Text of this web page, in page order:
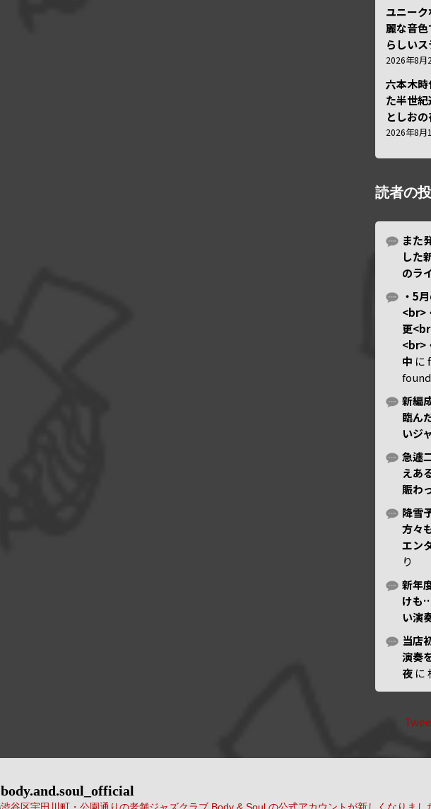
ユニー
麗な音
らしい
2026年8月
六本木
た半世
としお
2026年8月
読者の
また
した
のラ
・5
<br>
更
<br>
中 に
新編
臨ん
いジ
急遽
えあ
賑わ
降雪
方々
エン
り
新年
けも
い演
当店
演奏
夜 に
body.and.soul_official
渋谷区宇田川町・公園通りの老舗ジャズクラブ Body & Soul の公式アカウントが新しくなりまし